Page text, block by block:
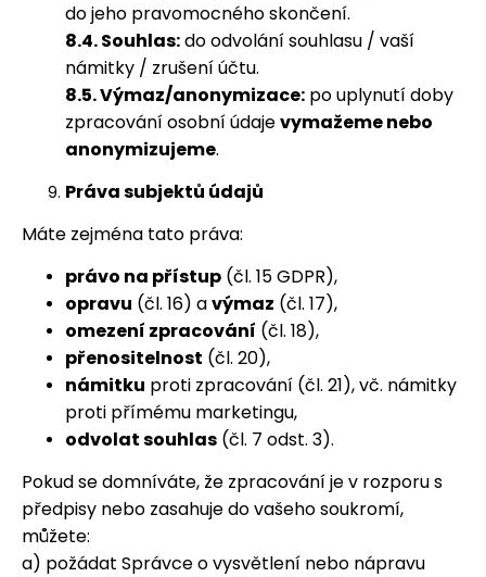
do jeho pravomocného skončení.
8.4. Souhlas:do odvolání souhlasu / vaší
námitky / zrušení účtu.
8.5. Výmaz/anonymizace: po uplynutí doby
zpracování osobní údajevymažeme nebo
anonymizujeme.
Práva subjektů údajů
Máte zejména tato práva:
právo na přístup (čl. 15 GDPR),
opravu (čl. 16) avýmaz (čl. 17),
omezení zpracování (čl. 18),
přenositelnost (čl. 20),
námitku proti zpracování (čl. 21), vč. námitky
proti přímému marketingu,
odvolat souhlas (čl. 7 odst. 3).
Pokud se domníváte, že zpracování je v rozporu s
předpisy nebo zasahuje do vašeho soukromí,
můžete:
a) požádat Správce o vysvětlení nebo nápravu